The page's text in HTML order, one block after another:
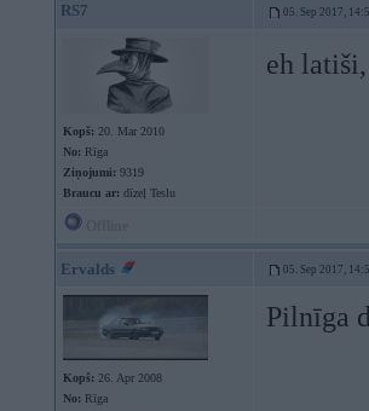
RS7 05. Sep 2017,
Kopš: 20. Mar 2010
No: Rīga
Ziņojumi: 9319
Braucu ar: dīzeļ Teslu
eh
Ervalds 05. Sep 2017,
Kopš: 26. Apr 2008
No: Rīga
Pilnīga